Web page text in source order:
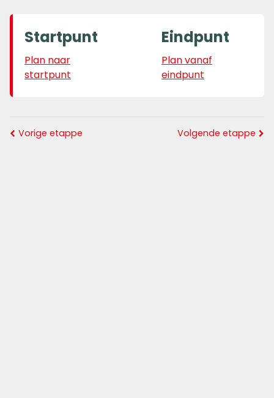
Startpunt
Plan naar
startpunt
Eindpunt
Plan vanaf
eindpunt
Vorige etappe Volgende etappe